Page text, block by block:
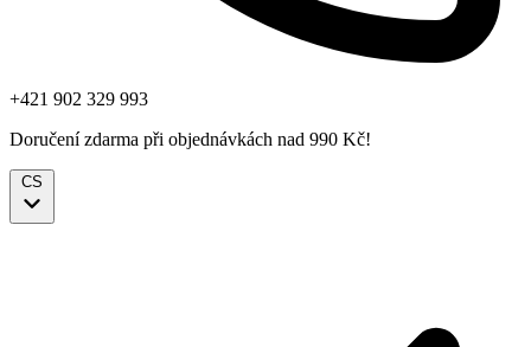
+421 902 329 993
Doručení zdarma při objednávkách nad 990 Kč!
CS